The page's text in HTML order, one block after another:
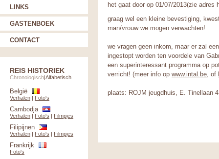
het gaat door op 01/07/2013(zie adres
graag wel een kleine bevestiging,
man/vrouw we mogen verwachten!
we vragen geen inkom, maar er zal
ingestopt worden ten voordele van
een superinteressant programma op
verricht! (meer info op www.intal.be, of
plaats: ROJM jeugdhuis, E. Tinellaan
LINKS
GASTENBOEK
CONTACT
REIS HISTORIEK
Chronologisch|Alfabetisch
België
Verhalen | Foto's
Cambodja
Verhalen | Foto's | Filmpjes
Filipijnen
Verhalen | Foto's | Filmpjes
Frankrijk
Foto's